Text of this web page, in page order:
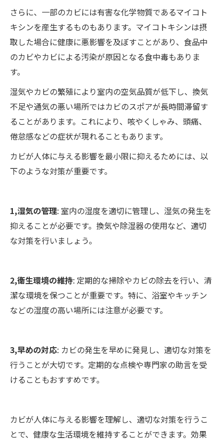
さらに、一部のカビには有害な化学物質であるマイコト
キシンを産生するものもあります。マイコトキシンは摂
取した場合に健康に悪影響を及ぼすことがあり、食品中
のカビやカビによる汚染が原因となる食中毒もありま
す。
湿気やカビの繁殖により室内の空気品質が低下し、換気
不足や通気の悪い場所ではカビのスポアが長時間滞留す
ることがあります。これにより、咳やくしゃみ、頭痛、
倦怠感などの症状が現れることもあります。
カビが人体に与える影響を最小限に抑えるためには、以
下のような対策が重要です。
1,湿気の管理: 室内の湿度を適切に管理し、湿気の発生を
抑えることが必要です。換気や除湿器の使用など、適切
な対策を行いましょう。
2,衛生環境の維持: 定期的な掃除やカビの除去を行い、清
潔な環境を保つことが重要です。特に、浴室やキッチン
などの湿度の高い場所には注意が必要です。
3,早めの対応: カビの発生を早めに発見し、適切な対策を
行うことが大切です。定期的な点検や専門家の助言を受
けることもおすすめです。
カビが人体に与える影響を理解し、適切な対策を行うこ
とで、健康な生活環境を維持することができます。効果